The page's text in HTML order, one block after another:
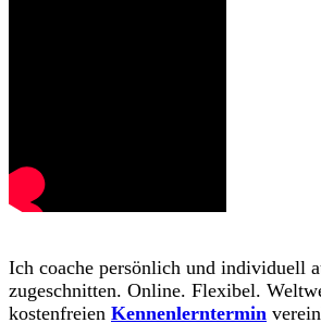
Ich coache persönlich und individuell
zugeschnitten. Online. Flexibel.
kostenfreien Kennenlerntermin